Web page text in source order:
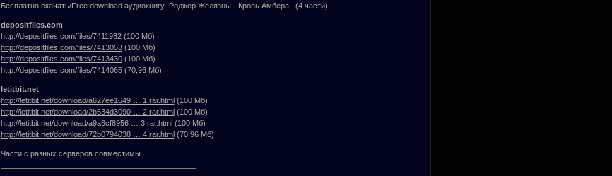
Бесплатно скачать/Free download аудиокнигу Роджер Желязны - Кровь Амбера (4 части):
depositfiles.com
http://depositfiles.com/files/7411982(100 Мб)
http://depositfiles.com/files/7413053(100 Мб)
http://depositfiles.com/files/7413430(100 Мб)
http://depositfiles.com/files/7414065(70,96 Мб)
letitbit.net
http://letitbit.net/download/a627ee1649 … 1.rar.html(100 Мб)
http://letitbit.net/download/2b534d3090 … 2.rar.html(100 Мб)
http://letitbit.net/download/a9a8cf8956 … 3.rar.html(100 Мб)
http://letitbit.net/download/72b0794038 … 4.rar.html(70,96 Мб)
Части с разных серверов совместимы